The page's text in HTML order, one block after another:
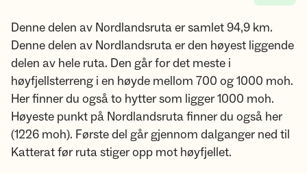
Denne delen av Nordlandsruta er samlet 94,9 km.
Denne delen av Nordlandsruta er den høyest liggende
delen av hele ruta. Den går for det meste i
høyfjellsterreng i en høyde mellom 700 og 1000 moh.
Her finner du også to hytter som ligger 1000 moh.
Høyeste punkt på Nordlandsruta finner du også her
(1226 moh). Første del går gjennom dalganger ned til
Katterat før ruta stiger opp mot høyfjellet.